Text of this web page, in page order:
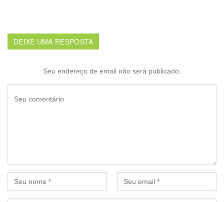
DEIXE UMA RESPOSTA
Seu endereço de email não será publicado.